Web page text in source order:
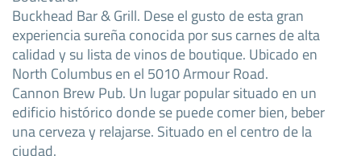
Buckhead Bar & Grill. Dese el gusto de esta gran
experiencia sureña conocida por sus carnes de alta
calidad y su lista de vinos de boutique. Ubicado en
North Columbus en el 5010 Armour Road.
Cannon Brew Pub. Un lugar popular situado en un
edificio histórico donde se puede comer bien, beber
una cerveza y relajarse. Situado en el centro de la
ciudad.